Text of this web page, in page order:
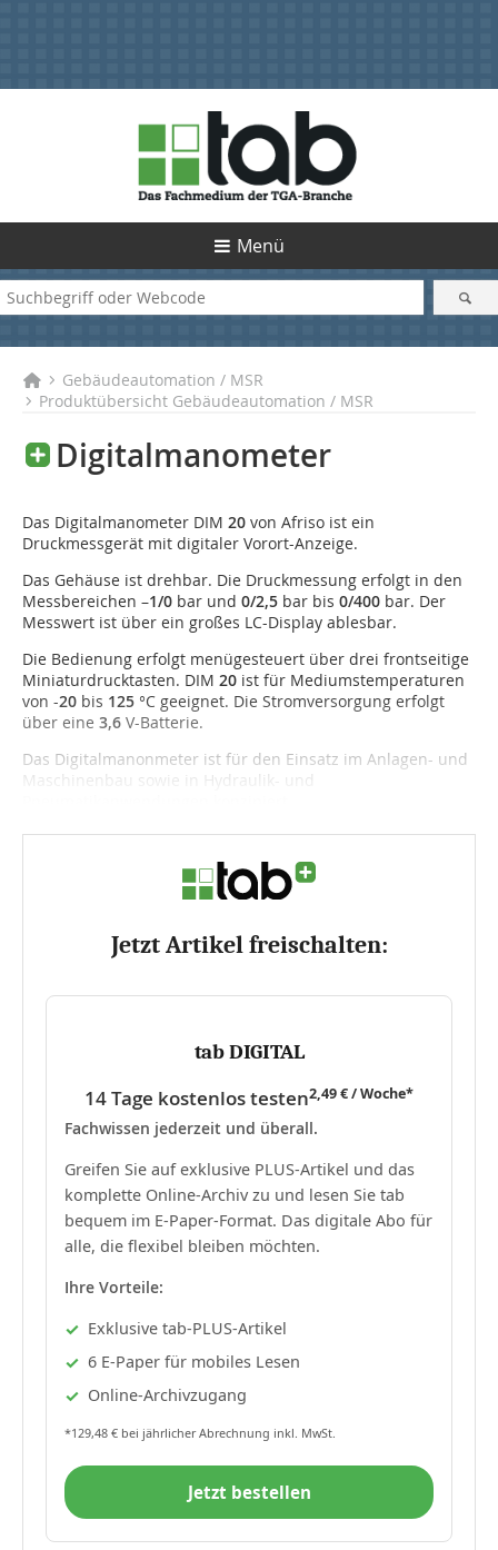
Menü
Gebäudeautomation / MSR
Produktübersicht Gebäudeautomation / MSR
Digitalmanometer
Das Digitalmanometer DIM 20 von Afriso ist ein
Druckmessgerät mit digitaler Vorort-Anzeige.
Das Gehäuse ist drehbar. Die Druckmessung erfolgt in den
Messbereichen –1/0 bar und 0/2,5 bar bis 0/400 bar. Der
Messwert ist über ein großes LC-Display ablesbar.
Die Bedienung erfolgt menüge­steuert über drei frontseitige
Miniaturdrucktasten. DIM 20 ist für Mediumstemperaturen
von -20 bis 125 °C geeignet. Die Strom­ver­sorgung erfolgt
über eine 3,6 V-Batterie.
Das Digitalmanon­me­ter ist für den Einsatz im Anlagen- und
Maschinenbau sowie in Hydraulik- und
Jetzt Artikel freischalten:
tab DIGITAL
14 Tage kostenlos testen2,49 € / Woche*
Fachwissen jederzeit und überall.
Greifen Sie auf exklusive PLUS-Artikel und das
komplette Online-Archiv zu und lesen Sie tab
bequem im E-Paper-Format. Das digitale Abo für
alle, die flexibel bleiben möchten.
Ihre Vorteile:
Exklusive tab-PLUS-Artikel
6 E-Paper für mobiles Lesen
Online-Archivzugang
*129,48 € bei jährlicher Abrechnung inkl. MwSt.
Jetzt bestellen